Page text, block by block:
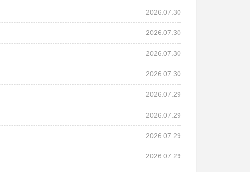
2026.07.30
2026.07.30
2026.07.30
2026.07.30
2026.07.29
2026.07.29
2026.07.29
2026.07.29